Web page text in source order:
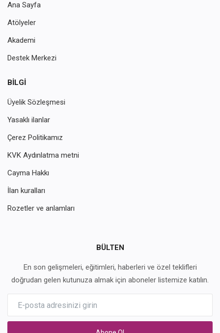
Ana Sayfa
Atölyeler
Akademi
Destek Merkezi
BILGI
Üyelik Sözleşmesi
Yasaklı ilanlar
Çerez Politikamız
KVK Aydınlatma metni
Cayma Hakkı
İlan kuralları
Rozetler ve anlamları
BÜLTEN
En son gelişmeleri, eğitimleri, haberleri ve özel teklifleri
doğrudan gelen kutunuza almak için aboneler listemize katılın.